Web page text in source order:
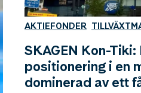
AKTIEFONDER
SKAGEN Kon-
positionering i en
dominerad av ett